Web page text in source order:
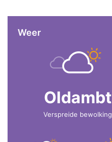
Weer
Oldambt
Verspreide bewolking